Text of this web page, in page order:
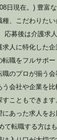
日現在。) 豊富
、こだわりた
応募後は介護求
人に特化した
職をフルサポ
職のプロが揃う
会社や企業を
こともできます
あった求人を
て転職する方は